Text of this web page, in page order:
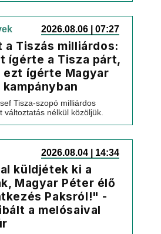
2026.08.06 | 07:27
a Tiszás milliárdos:
ígérte a Tisza párt,
ezt ígérte Magyar
Tisza-szopó milliárdos
változtatás nélkül közöljük.
2026.08.04 | 14:34
küldjétek ki a
Magyar Péter élő
Paksról!" -
a melósaival